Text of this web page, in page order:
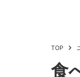
TOP
食